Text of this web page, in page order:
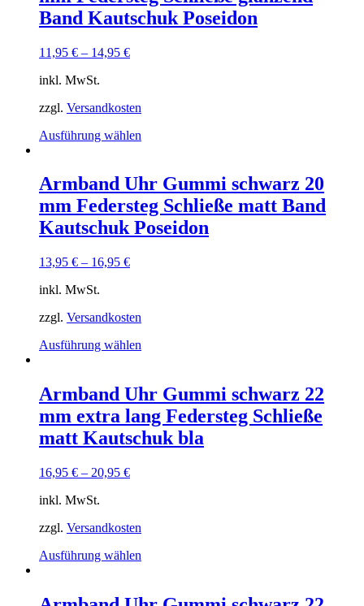
Die
Optionen
werden
Band Kautschuk Poseidon
11,95 € – 14,95 €
inkl. MwSt.
zzgl. Versandkosten
Ausführung wählen
mehrere
Varianten
auf.
Die
Optionen
werden
Armband Uhr Gummi schwarz 20
mm Federsteg Schließe matt Band
Kautschuk Poseidon
13,95 € – 16,95 €
inkl. MwSt.
zzgl. Versandkosten
Ausführung wählen
mehrere
Varianten
auf.
Die
Optionen
werden
Armband Uhr Gummi schwarz 22
mm extra lang Federsteg Schließe
matt Kautschuk bla
16,95 € – 20,95 €
inkl. MwSt.
zzgl. Versandkosten
Ausführung wählen
mehrere